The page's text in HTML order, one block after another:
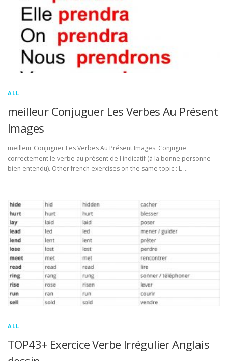
ALL
meilleur Conjuguer Les Verbes Au Présent
Images
meilleur Conjuguer Les Verbes Au Présent Images. Conjugue
correctement le verbe au présent de l'indicatif (à la bonne personne
bien entendu). Other french exercises on the same topic : L …
ALL
TOP43+ Exercice Verbe Irrégulier Anglais